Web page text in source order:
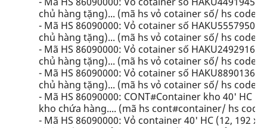
chủ hàng tặng)... (mã hs vỏ cotainer số/ hs code
- Mã HS 86090000: Vỏ cotainer số
chủ hàng tặng)... (mã hs vỏ cotainer số/ hs code
- Mã HS 86090000: Vỏ cotainer số
chủ hàng tặng)... (mã hs vỏ cotainer số/ hs code
- Mã HS 86090000: Vỏ cotainer số
chủ hàng tặng)... (mã hs vỏ cotainer số/ hs code
- Mã HS 86090000: CONT#Container kho 40' HC
kho chứa hàng.... (mã hs cont#container/ hs
- Mã HS 86090000: Vỏ container 40' HC (12, 192